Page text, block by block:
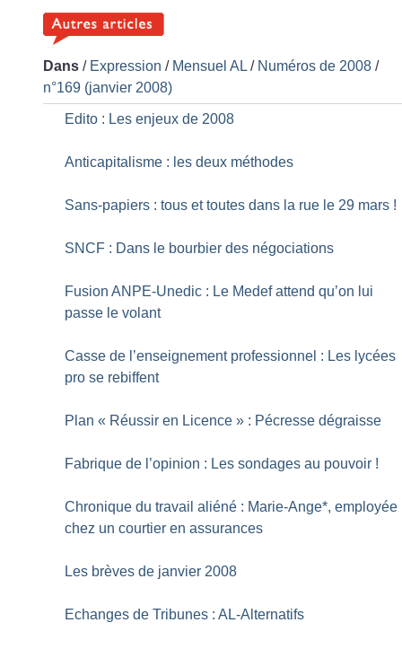
Dans / Expression / Mensuel AL / Numéros de 2008 /
n°169 (janvier 2008)
Edito : Les enjeux de 2008
Anticapitalisme : les deux méthodes
Sans-papiers : tous et toutes dans la rue le 29 mars !
SNCF : Dans le bourbier des négociations
Fusion ANPE-Unedic : Le Medef attend qu’on lui
passe le volant
Casse de l’enseignement professionnel : Les lycées
pro se rebiffent
Plan « Réussir en Licence » : Pécresse dégraisse
Fabrique de l’opinion : Les sondages au pouvoir !
Chronique du travail aliéné : Marie-Ange*, employée
chez un courtier en assurances
Les brèves de janvier 2008
Echanges de Tribunes : AL-Alternatifs